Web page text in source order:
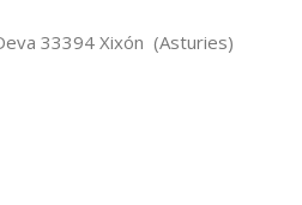
33394 Xixón (Asturies)